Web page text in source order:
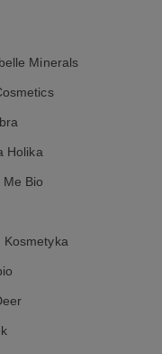
Minerals
Holika
Me Bio
Kosmetyka